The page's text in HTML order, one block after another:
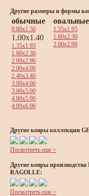
Другие размеры и формы
обычные
0.80x1.50
1.00x1.40
1.35x1.95
1.60x2.30
2.00x2.90
2.00x4.00
2.40x3.40
3.00x4.00
3.00x5.00
4.00x5.00
4.00x6.00
овальные
1.35x1.95
1.60x2.30
2.00x2.90
Другие ковры коллекции
Посмотреть еще >
Другие ковры производства
RAGOLLE:
Посмотреть еще >